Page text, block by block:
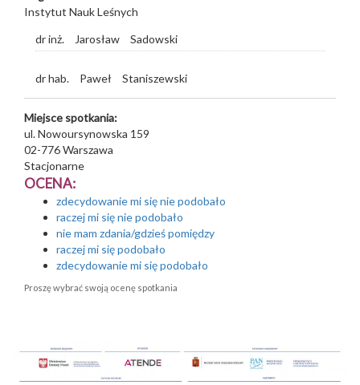
Instytut Nauk Leśnych
dr inż.
Jarosław Sadowski
dr hab. Paweł Staniszewski
Miejsce spotkania:
ul. Nowoursynowska 159
02-776Warszawa
Stacjonarne
OCENA:
zdecydowanie mi się nie podobało
raczej mi się nie podobało
nie mam zdania/gdzieś pomiędzy
raczej mi się podobało
zdecydowanie mi się podobało
Proszę wybrać swoją ocenę spotkania